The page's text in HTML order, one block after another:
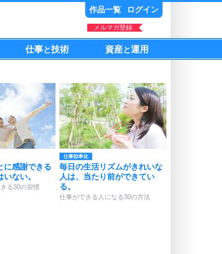
作品一覧 ログイン
メルマガ登録
仕事と技術 資産と運用
に感謝できる
ない。
る30の習慣
仕事効率化
毎日の生活リズムがきれいな
人は、当たり前ができてい
る。
仕事ができる人になる30の方法